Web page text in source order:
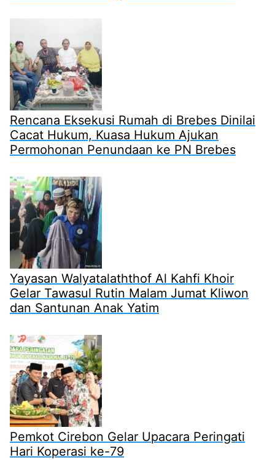
Rencana Eksekusi Rumah di Brebes Dinilai
Cacat Hukum, Kuasa Hukum Ajukan
Permohonan Penundaan ke PN Brebes
Yayasan Walyatalaththof Al Kahfi Khoir
Gelar Tawasul Rutin Malam Jumat Kliwon
dan Santunan Anak Yatim
Pemkot Cirebon Gelar Upacara Peringati
Hari Koperasi ke-79